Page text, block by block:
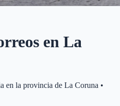
en La
en la provincia de La Coruna •